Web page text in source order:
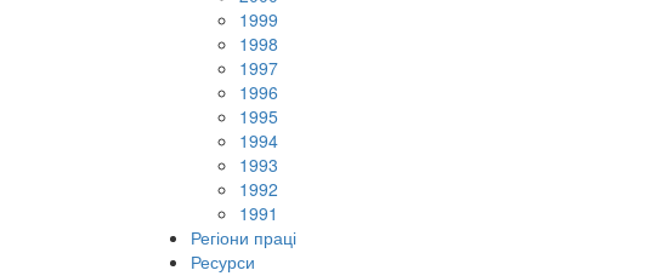
1999
1998
1997
1996
1995
1994
1993
1992
1991
Регіони праці
Ресурси